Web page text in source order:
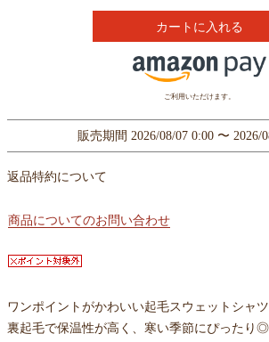
カートに入れる
ご利用いただけます。
販売期間 2026/08/07 0:00 〜 2026/
返品特約について
商品についてのお問い合わせ
ワンポイントがかわいい起毛スウェットシャツ
裏起毛で保温性が高く、寒い季節にぴったり◎